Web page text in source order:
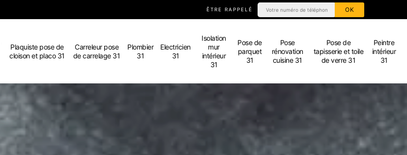
ÊTRE RAPPELÉ
Plaquiste pose de
cloison et placo 31
Carreleur pose
de carrelage 31
Plombier
31
Electricien
31
Isolation
mur
intérieur
31
Pose de
parquet
31
Pose
rénovation
cuisine 31
Pose de
tapisserie et toile
de verre 31
Peintre
intérieur
31